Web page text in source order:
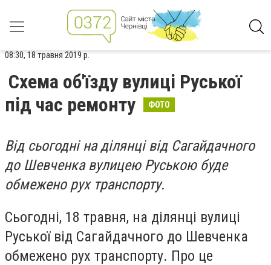
08:30, 18 травня 2019 р.
Схема об'їзду вулиці Руської
під час ремонту
ФОТО
Від сьогодні на ділянці від Сагайдачного
до Шевченка вулицею Руською буде
обмежено рух транспорту.
Сьогодні, 18 травня, на ділянці вулиці
Руської від Сагайдачного до Шевченка
обмежено рух транспорту. Про це